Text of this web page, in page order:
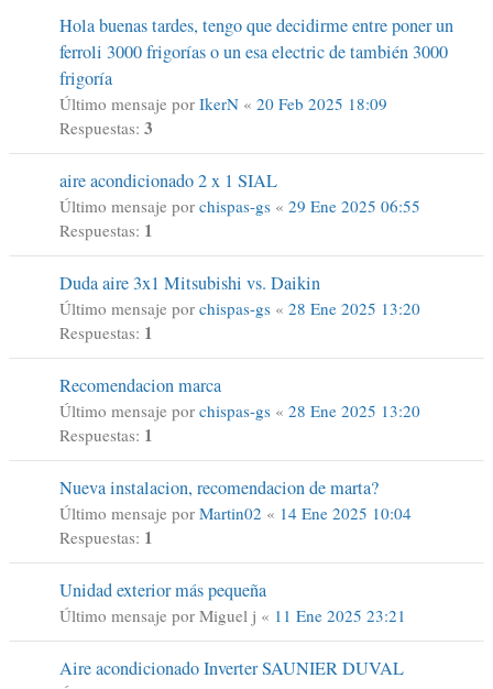
Hola buenas tardes, tengo que decidirme entre poner un
ferroli 3000 frigorías o un esa electric de también 3000
frigoría
Último mensaje por IkerN « 20 Feb 2025 18:09
Respuestas: 3
aire acondicionado 2 x 1 SIAL
Último mensaje por chispas-gs « 29 Ene 2025 06:55
Respuestas: 1
Duda aire 3x1 Mitsubishi vs. Daikin
Último mensaje por chispas-gs « 28 Ene 2025 13:20
Respuestas: 1
Recomendacion marca
Último mensaje por chispas-gs « 28 Ene 2025 13:20
Respuestas: 1
Nueva instalacion, recomendacion de marta?
Último mensaje por Martin02 « 14 Ene 2025 10:04
Respuestas: 1
Unidad exterior más pequeña
Último mensaje por Miguel j « 11 Ene 2025 23:21
Aire acondicionado Inverter SAUNIER DUVAL